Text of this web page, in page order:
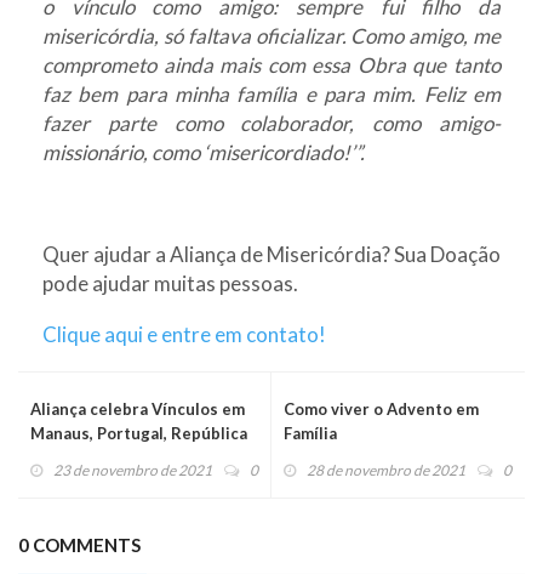
o vínculo como amigo: sempre fui filho da
misericórdia, só faltava oficializar. Como amigo, me
comprometo ainda mais com essa Obra que tanto
faz bem para minha família e para mim. Feliz em
fazer parte como colaborador, como amigo-
missionário, como ‘misericordiado!’”.
Quer ajudar a Aliança de Misericórdia? Sua Doação
pode ajudar muitas pessoas.
Clique aqui e entre em contato!
Aliança celebra Vínculos em
Manaus, Portugal, República
23 de novembro de 2021 0
Como viver o Advento em
Família
28 de novembro de 2021 0
0 COMMENTS